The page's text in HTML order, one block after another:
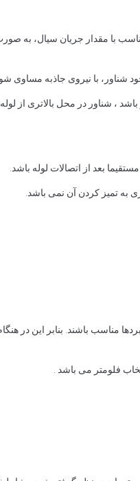
با مقدار جریان سیال، به صورت
شناور، با نیروی جاذبه مساوی
شناور در محل بالاتری از لوله
بعد از اتصالات لوله باشد.
به تمیز کردن آن نمی باشد.
مناسب باشند. بنابر این در
فلومتر می باشد .